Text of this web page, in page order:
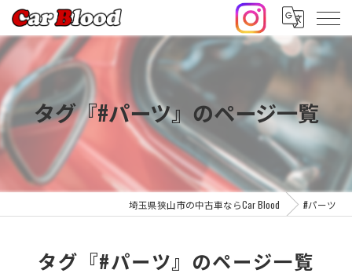
タグ『#パーツ』のページ一覧
埼玉県狭山市の中古車ならCar Blood #パーツ
タグ『#パーツ』のページ一覧